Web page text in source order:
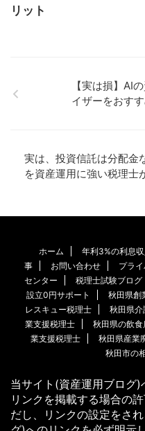
リット
【実は損】
バイザーを
実は、投資信託は分配金
ホーム 年利3%の利息収
事
お問い合わせ プライ
センター
税理士試験ブログ
設立0円サポート
秋田県創
レスキュー税理士
秋田県
業支援税理士
秋田県の飲
秋田県産業
当サイト(資産運用ブログ
リンクを掲載する場合の